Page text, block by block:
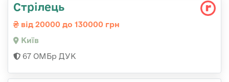
Стрілець
від 20000 до 130000 грн
Київ
67 ОМБр ДУК